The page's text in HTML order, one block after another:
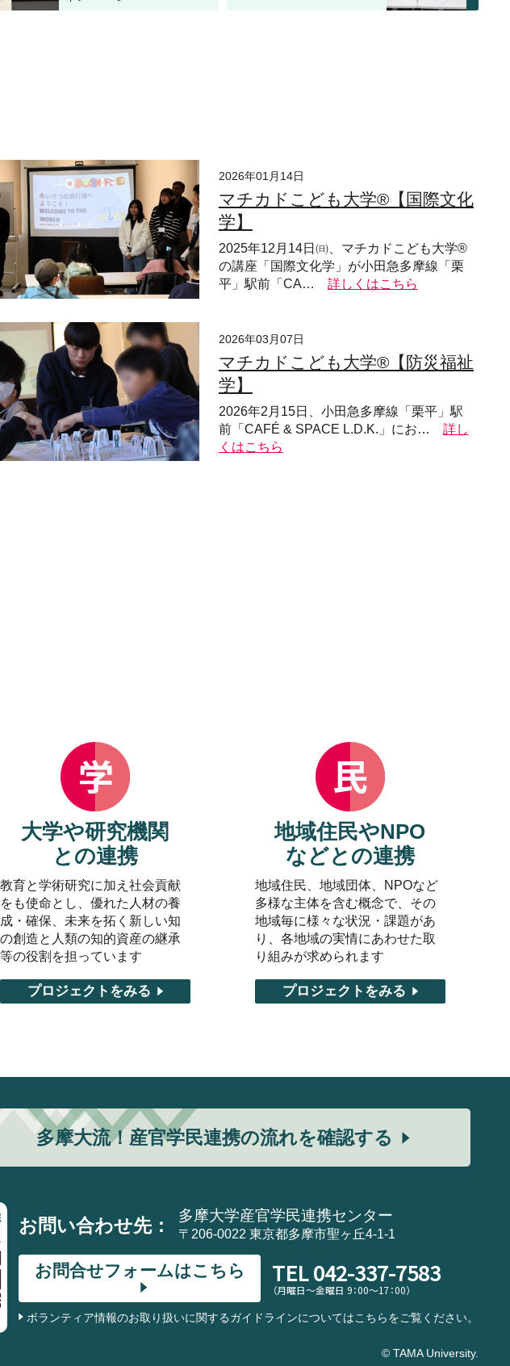
2026年01月14日
マチカドこども大学®【国際文化
学】
2025年12月14日㈰、マチカドこども大学®︎
の講座「国際文化学」が小田急多摩線「栗
平」駅前「CA…
詳しくはこちら
2026年03月07日
マチカドこども大学®【防災福祉
学】
2026年2月15日、小田急多摩線「栗平」駅
前「CAFÉ & SPACE L.D.K.」にお…
詳し
くはこちら
大学や研究機関
との連携
教育と学術研究に加え社会貢献
をも使命とし、優れた人材の養
成・確保、未来を拓く新しい知
の創造と人類の知的資産の継承
等の役割を担っています
プロジェクトをみる
地域住民やNPO
などとの連携
地域住民、地域団体、NPOなど
多様な主体を含む概念で、その
地域毎に様々な状況・課題があ
り、各地域の実情にあわせた取
り組みが求められます
プロジェクトをみる
多摩大流！ 産官学民連携の流れを確認する
お問い合わせ先： 多摩大学産官学民連携センター
〒206-0022 東京都多摩市聖ヶ丘4-1-1
お問合せフォームはこちら TEL042-337-7583
（月曜日～金曜日 9：00～17：00）
ボランティア情報のお取り扱いに関するガイドラインについてはこちらをご覧ください。
© TAMA University.